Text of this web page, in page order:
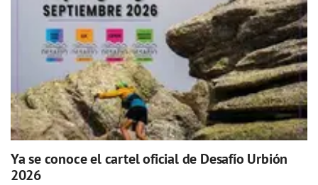
Ya se conoce el cartel oficial de Desafío Urbión
2026